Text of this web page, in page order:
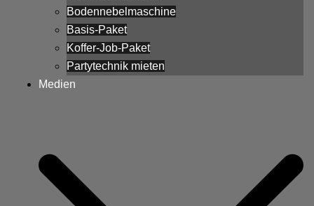
Bodennebelmaschine
Basis-Paket
Koffer-Job-Paket
Partytechnik mieten
Medien